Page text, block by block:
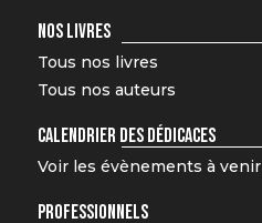
NOS LIVRES
Tous nos livres
Tous nos auteurs
CALENDRIER DES DÉDICACES
Voir les évènements à venir
PROFESSIONNELS